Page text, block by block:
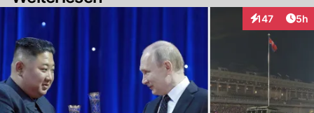
147
Interaktionen
5h